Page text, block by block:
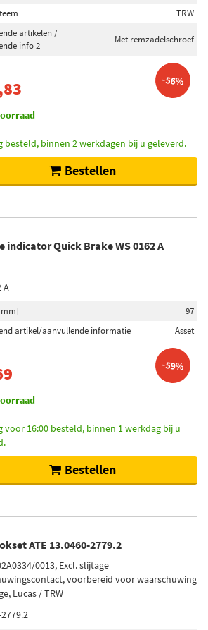
TRW
artikelen /
info 2
Met remzadelschroef
-56%
besteld, binnen 2 werkdagen bij u geleverd.
Bestellen
indicator Quick Brake WS 0162 A
A
97
artikel/aanvullende informatie
Asset
-59%
voor 16:00 besteld, binnen 1 werkdag bij u
Bestellen
ATE 13.0460-2779.2
0013, Excl. slijtage
voorbereid voor waarschuwing
Lucas / TRW